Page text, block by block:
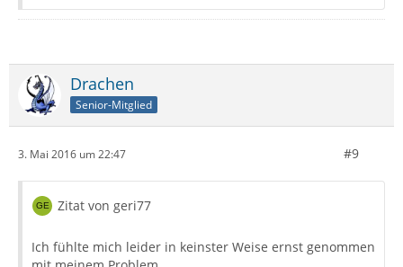
Drachen
Senior-Mitglied
3. Mai 2016 um 22:47 #9
Zitat von geri77
Ich fühlte mich leider in keinster Weise ernst genommen